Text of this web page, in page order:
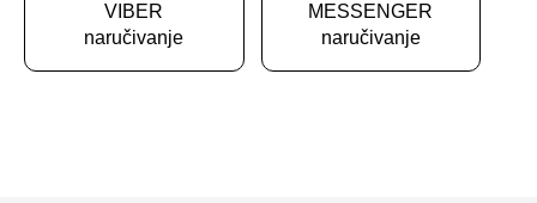
VIBER
naručivanje
MESSENGER
naručivanje